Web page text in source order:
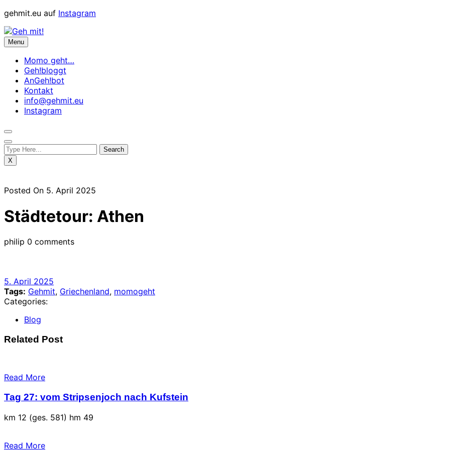
Skip
content
gehmit.eu auf Instagram
Menu
Momo geht…
Geh!bloggt
AnGeh!bot
Kontakt
info@gehmit.eu
Instagram
X
Posted On 5. April 2025
Städtetour: Athen
philip 0 comments
5. April 2025
April
Tags: Gehmit, Griechenland, momogeht
Categories:
Blog
Related Post
Read More
Tag 27: vom Stripsenjoch nach Kufstein
km 12 (ges. 581) hm 49
Read More